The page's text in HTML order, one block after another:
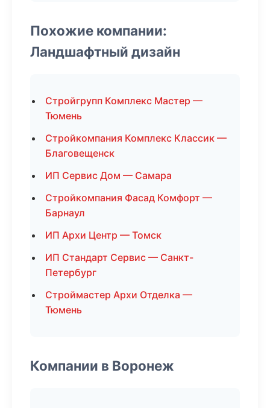
Похожие компании:
Ландшафтный дизайн
Стройгрупп Комплекс Мастер —
Тюмень
Стройкомпания Комплекс Классик —
Благовещенск
ИП Сервис Дом — Самара
Стройкомпания Фасад Комфорт —
Барнаул
ИП Архи Центр — Томск
ИП Стандарт Сервис — Санкт-
Петербург
Строймастер Архи Отделка —
Тюмень
Компании в Воронеж